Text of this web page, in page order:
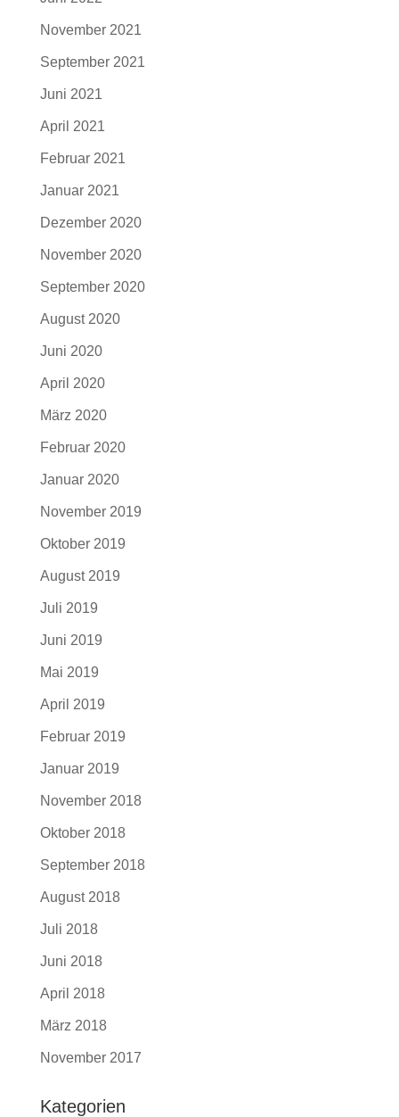
November 2021
September 2021
Juni 2021
April 2021
Februar 2021
Januar 2021
Dezember 2020
November 2020
September 2020
August 2020
Juni 2020
April 2020
März 2020
Februar 2020
Januar 2020
November 2019
Oktober 2019
August 2019
Juli 2019
Juni 2019
Mai 2019
April 2019
Februar 2019
Januar 2019
November 2018
Oktober 2018
September 2018
August 2018
Juli 2018
Juni 2018
April 2018
März 2018
November 2017
Kategorien